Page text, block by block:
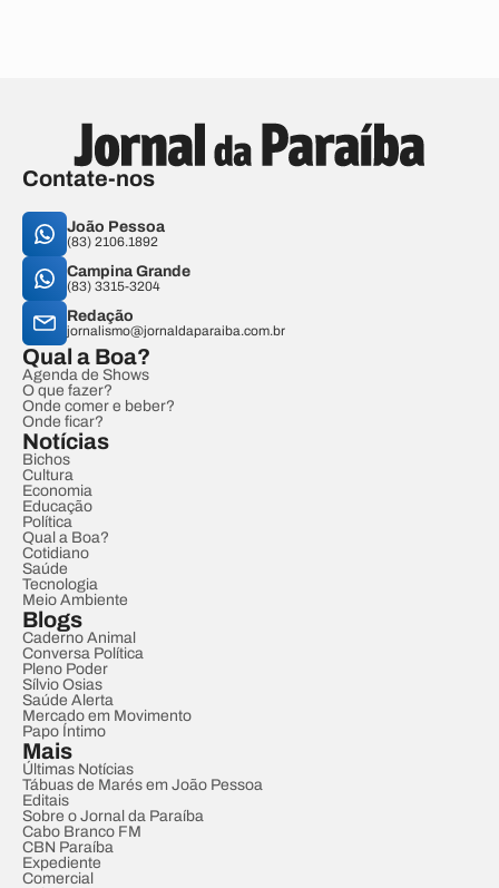
Contate-nos
João Pessoa
(83) 2106.1892
Campina Grande
(83) 3315-3204
Redação
jornalismo@jornaldaparaiba.com.br
Qual a Boa?
Agenda de Shows
O que fazer?
Onde comer e beber?
Onde ficar?
Notícias
Bichos
Cultura
Economia
Educação
Política
Qual a Boa?
Cotidiano
Saúde
Tecnologia
Meio Ambiente
Blogs
Caderno Animal
Conversa Política
Pleno Poder
Sílvio Osias
Saúde Alerta
Mercado em Movimento
Papo Íntimo
Mais
Últimas Notícias
Tábuas de Marés em João Pessoa
Editais
Sobre o Jornal da Paraíba
Cabo Branco FM
CBN Paraíba
Expediente
Comercial